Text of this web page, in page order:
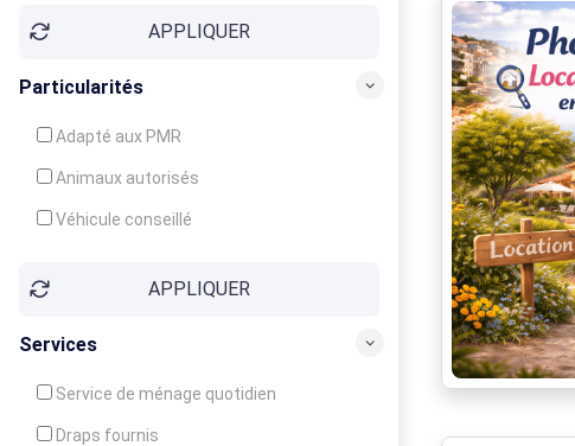
Soins du corpsAPPLIQUER
Particularités
Adapté aux PMR
Animaux autorisés
Véhicule conseillé
APPLIQUER
Services
Service de ménage quotidien
Draps fournis